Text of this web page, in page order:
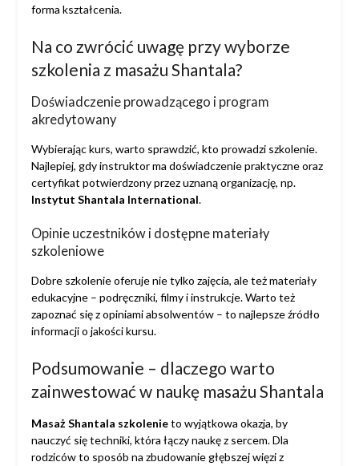
forma kształcenia.
Na co zwrócić uwagę przy wyborze
szkolenia z masażu Shantala?
Doświadczenie prowadzącego i program
akredytowany
Wybierając kurs, warto sprawdzić, kto prowadzi szkolenie.
Najlepiej, gdy instruktor ma doświadczenie praktyczne oraz
certyfikat potwierdzony przez uznaną organizację, np.
Instytut Shantala International.
Opinie uczestników i dostępne materiały
szkoleniowe
Dobre szkolenie oferuje nie tylko zajęcia, ale też materiały
edukacyjne – podręczniki, filmy i instrukcje. Warto też
zapoznać się z opiniami absolwentów – to najlepsze źródło
informacji o jakości kursu.
Podsumowanie – dlaczego warto
zainwestować w naukę masażu Shantala
Masaż Shantala szkolenieto wyjątkowa okazja, by
nauczyć się techniki, która łączy naukę z sercem. Dla
rodziców to sposób na zbudowanie głębszej więzi z